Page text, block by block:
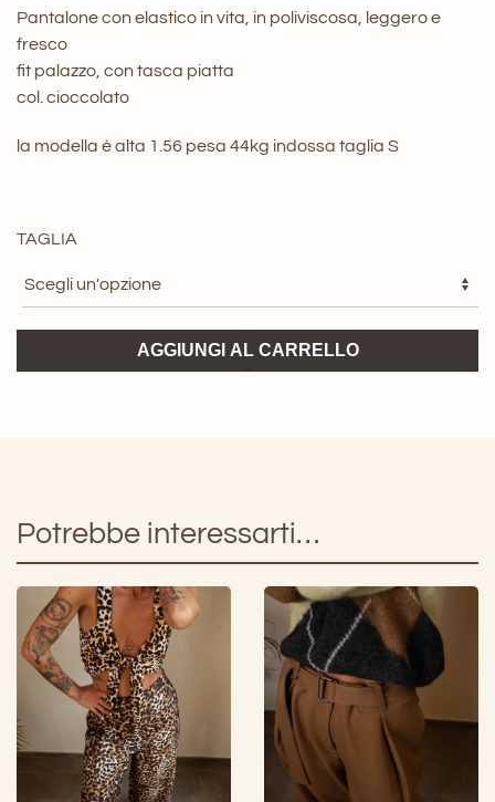
Pantalone con elastico in vita, in poliviscosa, leggero e
fresco
fit palazzo, con tasca piatta
col. cioccolato
la modella è alta 1.56 pesa 44kg indossa taglia S
TAGLIA
Cioccolato
AGGIUNGI AL CARRELLO
Potrebbe interessarti…